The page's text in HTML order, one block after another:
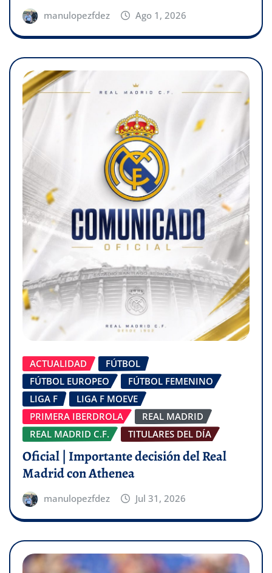
manulopezfdez Ago 1, 2026
ACTUALIDAD
FÚTBOL
FÚTBOL EUROPEO
FÚTBOL FEMENINO
LIGA F
LIGA F MOEVE
PRIMERA IBERDROLA
REAL MADRID
REAL MADRID C.F.
TITULARES DEL DÍA
Oficial | Importante decisión del Real
Madrid con Athenea
manulopezfdez Jul 31, 2026